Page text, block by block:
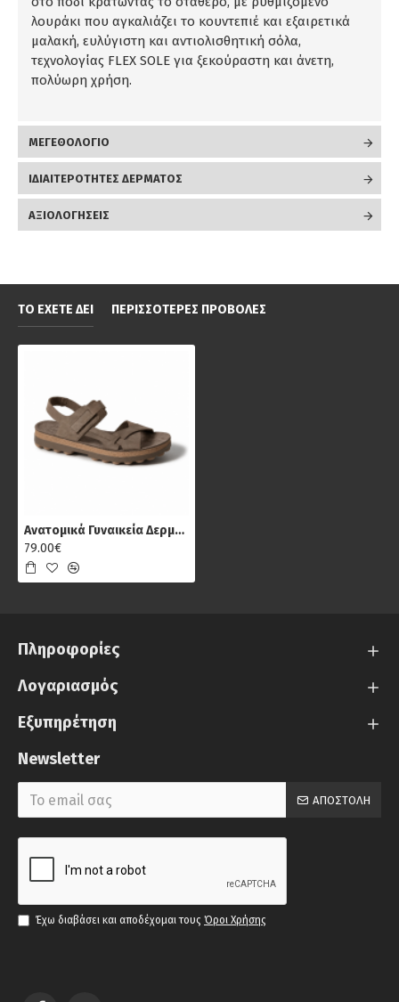
λουράκι που αγκαλιάζει το κουντεπιέ και εξαιρετικά
μαλακή, ευλύγιστη και αντιολισθητική σόλα,
τεχνολογίας FLEX SOLE για ξεκούραστη και άνετη,
πολύωρη χρήση.
ΜΕΓΕΘΟΛΟΓΙΟ
ΙΔΙΑΙΤΕΡΟΤΗΤΕΣ ΔΕΡΜΑΤΟΣ
ΑΞΙΟΛΟΓΉΣΕΙΣ
ΤΟ ΈΧΕΤΕ ΔΕΙ ΠΕΡΙΣΣΌΤΕΡΕΣ ΠΡΟΒΟΛΈΣ
Ανατομικά Γυναικεία Δερμάτινα Σανδάλια Fantasy S9053 Marianna, Καφέ
79.00€
Πληροφορίες
Λογαριασμός
Εξυπηρέτηση
Newsletter
ΑΠΟΣΤΟΛΉ
Έχω διαβάσει και αποδέχομαι τους Όροι Χρήσης